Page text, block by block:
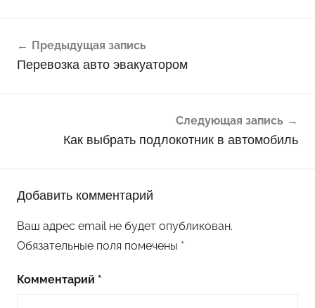
по
Предыдущая запись
Перевозка авто эвакуатором
Следующая запись
Как выбрать подлокотник в автомобиль
Добавить комментарий
Ваш адрес email не будет опубликован.
Обязательные поля помечены *
Комментарий *